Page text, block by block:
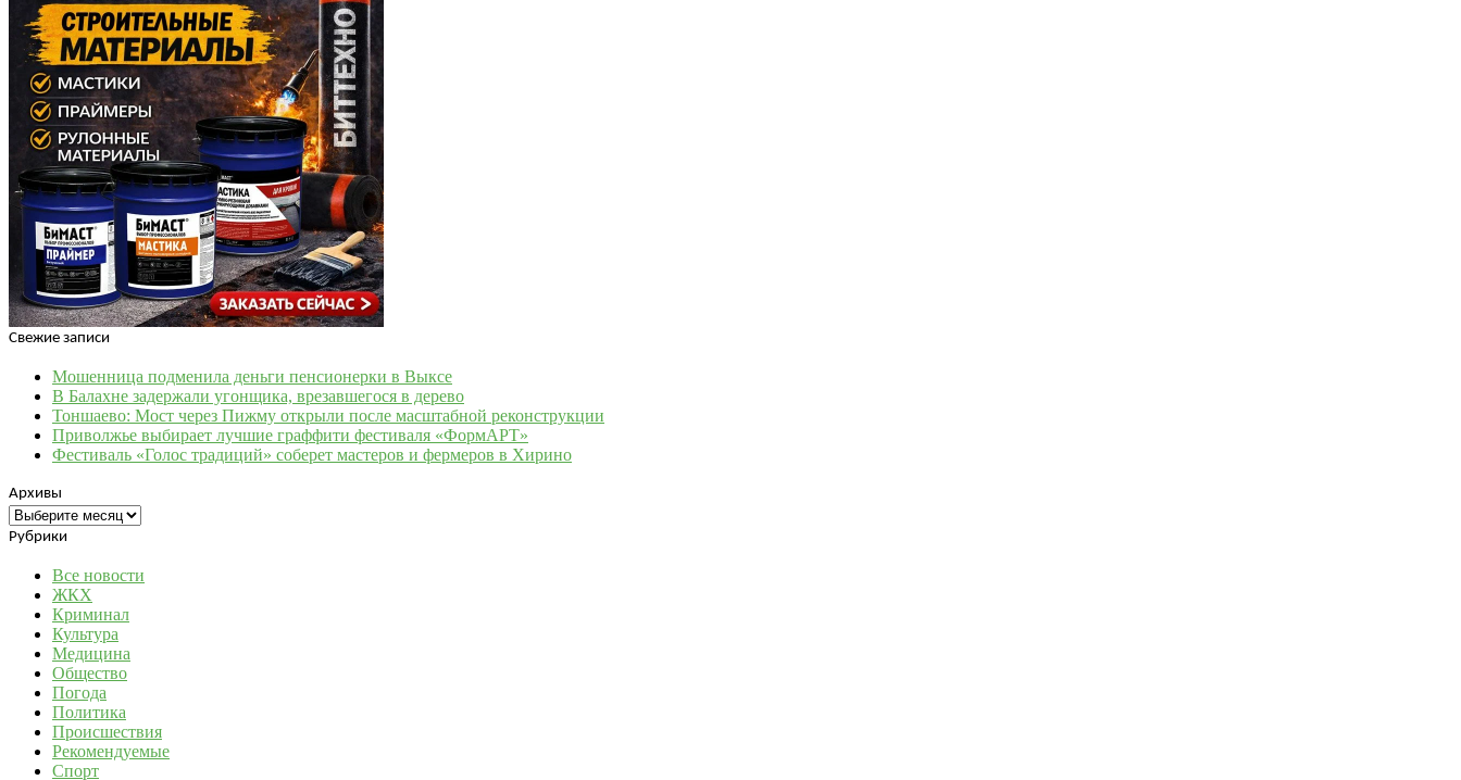
Свежие записи
Мошенница подменила деньги пенсионерки в Выксе
В Балахне задержали угонщика, врезавшегося в дерево
Тоншаево: Мост через Пижму открыли после масштабной реконструкции
Приволжье выбирает лучшие граффити фестиваля «ФормАРТ»
Фестиваль «Голос традиций» соберет мастеров и фермеров в Хирино
Архивы
Архивы
Рубрики
Все новости
ЖКХ
Криминал
Культура
Медицина
Общество
Погода
Политика
Происшествия
Рекомендуемые
Спорт